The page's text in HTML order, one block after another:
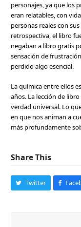
personajes, ya que los
eran relatables, con
personas reales con
retrospectiva, el libro
negaban a libro gratis
sensación de
perdido algo esencial.
La química entre ellos
años. La lección de
verdad universal. Lo
en que nos animan a
más profundamente
Share This
Twitter